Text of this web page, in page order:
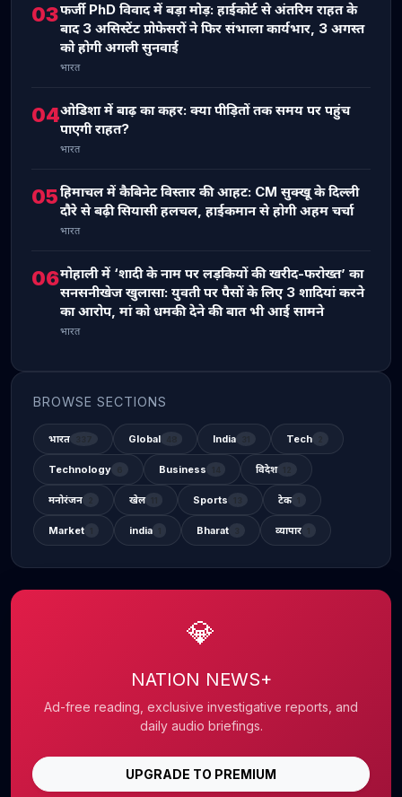
03फर्जी PhD विवाद में बड़ा मोड़: हाईकोर्ट से अंतरिम राहत के
बाद 3 असिस्टेंट प्रोफेसरों ने फिर संभाला कार्यभार, 3 अगस्त
को होगी अगली सुनवाई
भारत
04ओडिशा में बाढ़ का कहर: क्या पीड़ितों तक समय पर पहुंच
पाएगी राहत?
भारत
05हिमाचल में कैबिनेट विस्तार की आहट: CM सुक्खू के दिल्ली
दौरे से बढ़ी सियासी हलचल, हाईकमान से होगी अहम चर्चा
भारत
06मोहाली में ‘शादी के नाम पर लड़कियों की खरीद-फरोख्त’ का
सनसनीखेज खुलासा: युवती पर पैसों के लिए 3 शादियां करने
का आरोप, मां को धमकी देने की बात भी आई सामने
भारत
BROWSE SECTIONS
भारत Global India Tech
Technology Business विदेश
मनोरंजन खेल Sports टेक
Market india Bharat व्यापार
💎
NATION NEWS+
Ad-free reading, exclusive investigative reports, and
daily audio briefings.
UPGRADE TO PREMIUM